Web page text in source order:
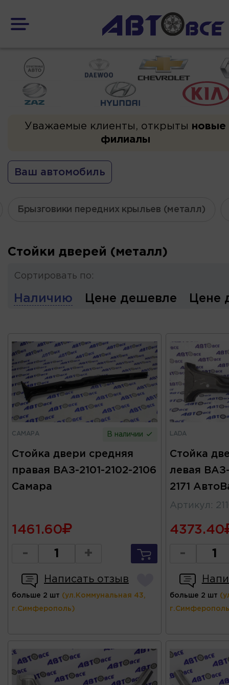
Уважаемые клиенты, открыты новые
филиалы
Ваш автомобиль
Брызговики передних крыльев (металл)
Стойки дверей (металл)
Сортировать по:
Наличию Цене дешевле Цене
САМАРА В наличии
Стойка двери средняя
правая ВАЗ-2101-2102-2106
Самара
1461.60
- +
Написать отзыв
больше 2 шт (ул.Коммунальная 43,
г.Симферополь)
LADA
Стойка
левая ВАЗ-
2171
Артикул :
4373.40
-
больше 2 шт